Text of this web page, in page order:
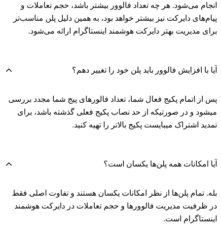
انجام می‌شود. هر چه تعداد فالوور بیشتر باشد، حجم تعاملات و
پیام‌های دایرکت نیز بیشتر خواهد بود، به همین دلیل پلن مناسب‌تر
برای مدیریت بهتر دایرکت هوشمند اینستاگرام ارائه می‌شود.
آیا با افزایش فالوور باید پلن خود را تغییر دهم؟
پس از اتمام پکیج فعال شما، تعداد فالورهای پیج شما مجدد بررسی
میشود و در صورتیکه از حد نصاب پکیج فعلی گذشته باشد، برای
تمدید اشتراک میبایست پکیج بالاتر را تهیه کنید.
آیا امکانات همه پلن‌ها یکسان است؟
بله. تمام پلن‌ها از نظر امکانات یکسان هستند و تفاوت اصلی فقط
در ظرفیت مدیریت فالوورها و حجم تعاملات در دایرکت هوشمند
اینستاگرام است.